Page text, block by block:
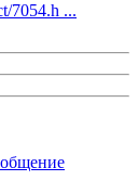
7054.h ...